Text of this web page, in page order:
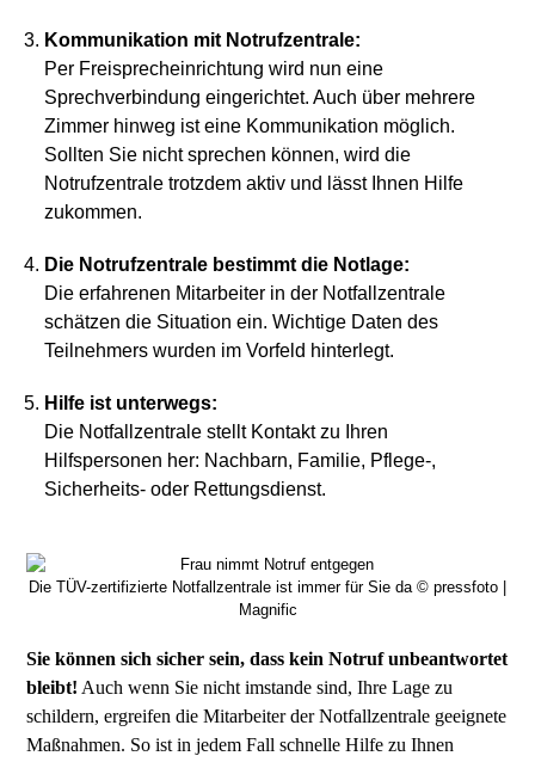
Kommunikation mit Notrufzentrale:
Per Freisprecheinrichtung wird nun eine
Sprechverbindung eingerichtet. Auch über mehrere
Zimmer hinweg ist eine Kommunikation möglich.
Sollten Sie nicht sprechen können, wird die
Notrufzentrale trotzdem aktiv und lässt Ihnen Hilfe
zukommen.
Die Notrufzentrale bestimmt die Notlage:
Die erfahrenen Mitarbeiter in der Notfallzentrale
schätzen die Situation ein. Wichtige Daten des
Teilnehmers wurden im Vorfeld hinterlegt.
Hilfe ist unterwegs:
Die Notfallzentrale stellt Kontakt zu Ihren
Hilfspersonen her: Nachbarn, Familie, Pflege-,
Sicherheits- oder Rettungsdienst.
Die TÜV-zertifizierte Notfallzentrale ist immer für Sie da © pressfoto |
Magnific
Sie können sich sicher sein, dass kein Notruf unbeantwortet
bleibt! Auch wenn Sie nicht imstande sind, Ihre Lage zu
schildern, ergreifen die Mitarbeiter der Notfallzentrale geeignete
Maßnahmen. So ist in jedem Fall schnelle Hilfe zu Ihnen